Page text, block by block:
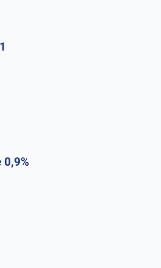
0,9%